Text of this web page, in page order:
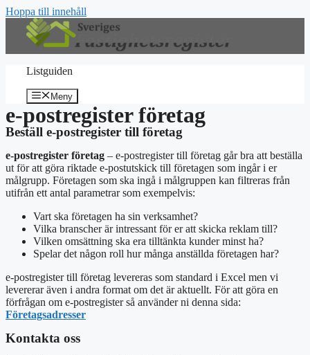
Hoppa till innehåll
Listguiden
Meny
e-postregister företag
Beställ e-postregister till företag
e-postregister företag – e-postregister till företag går bra att beställa
ut för att göra riktade e-postutskick till företagen som ingår i er
målgrupp. Företagen som ska ingå i målgruppen kan filtreras från
utifrån ett antal parametrar som exempelvis:
Vart ska företagen ha sin verksamhet?
Vilka branscher är intressant för er att skicka reklam till?
Vilken omsättning ska era tilltänkta kunder minst ha?
Spelar det någon roll hur många anställda företagen har?
e-postregister till företag levereras som standard i Excel men vi
levererar även i andra format om det är aktuellt. För att göra en
förfrågan om e-postregister så använder ni denna sida:
Företagsadresser
Kontakta oss